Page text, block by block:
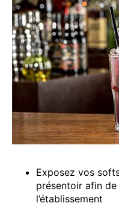
Exposez vos
présentoir afin de
l’établissement